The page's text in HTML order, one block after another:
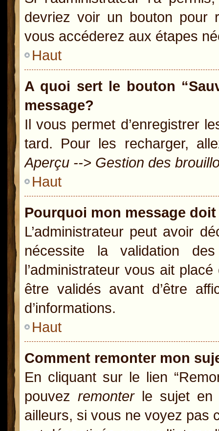
devriez voir un bouton pour
vous accéderez aux étapes
Haut
A quoi sert le bouton
message?
Il vous permet d’enregistrer
tard. Pour les recharger,
Aperçu --> Gestion des
Haut
Pourquoi mon message
L’administrateur peut avoir
nécessite la validation
l’administrateur vous ait
être validés avant d’être
d’informations.
Haut
Comment remonter mon
En cliquant sur le lien
pouvez remonterle sujet en
ailleurs, si vous ne voyez pas